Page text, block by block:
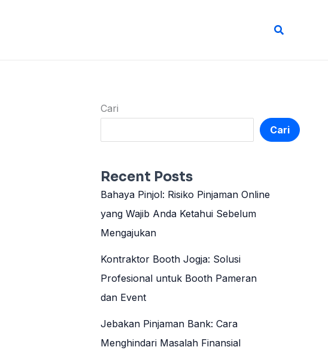
Cari
Cari
Cari
Recent Posts
Bahaya Pinjol: Risiko Pinjaman Online
yang Wajib Anda Ketahui Sebelum
Mengajukan
Kontraktor Booth Jogja: Solusi
Profesional untuk Booth Pameran
dan Event
Jebakan Pinjaman Bank: Cara
Menghindari Masalah Finansial